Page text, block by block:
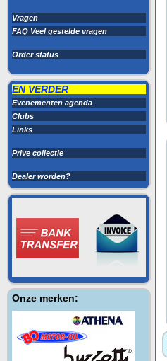
Vragen
FAQ Veel gestelde vragen
Order status
EN VERDER
Evenementen agenda
Clubs
Links
Prive collectie
Dealer worden?
Onze merken: